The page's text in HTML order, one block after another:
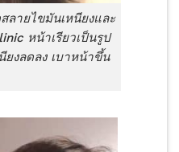
ลายไขมันเหนียงและ
หน้าเรียวเป็นรูป
ยงลดลง เบาหน้าขึ้น